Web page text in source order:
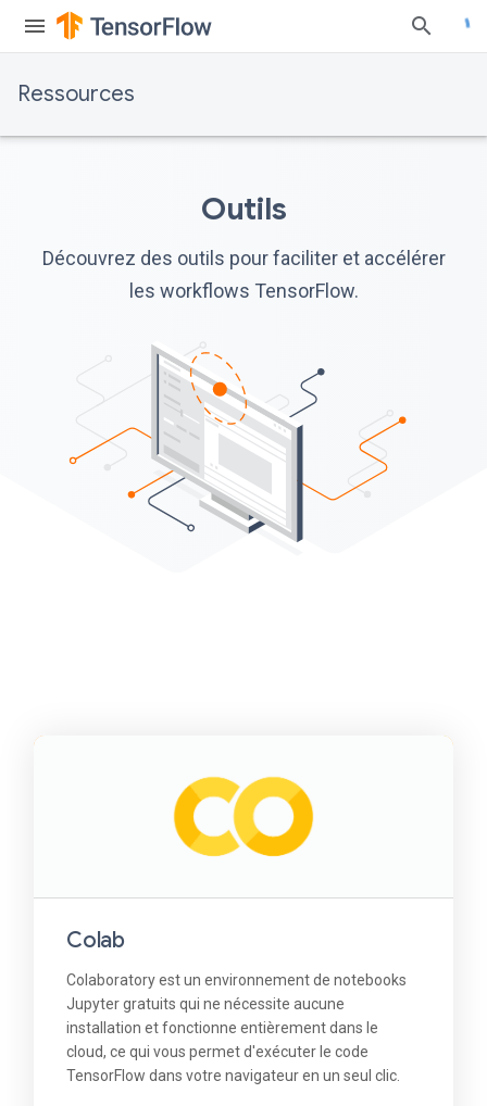
Ressources
Outils
Découvrez des outils pour faciliter et accélérer
les workflows TensorFlow.
Colab
Colaboratory est un environnement de notebooks
Jupyter gratuits qui ne nécessite aucune
installation et fonctionne entièrement dans le
cloud, ce qui vous permet d'exécuter le code
TensorFlow dans votre navigateur en un seul clic.